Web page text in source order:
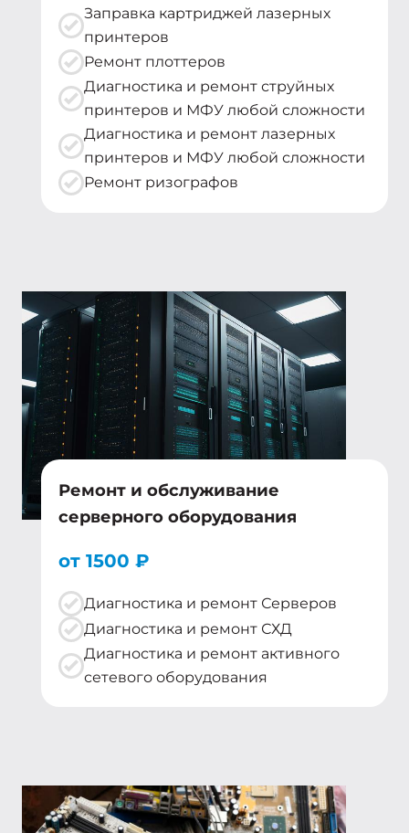
Заправка картриджей лазерных
принтеров
Ремонт плоттеров
Диагностика и ремонт струйных
принтеров и МФУ любой сложности
Диагностика и ремонт лазерных
принтеров и МФУ любой сложности
Ремонт ризографов
Ремонт и обслуживание
серверного оборудования
от 1500 ₽
Диагностика и ремонт Серверов
Диагностика и ремонт СХД
Диагностика и ремонт активного
сетевого оборудования